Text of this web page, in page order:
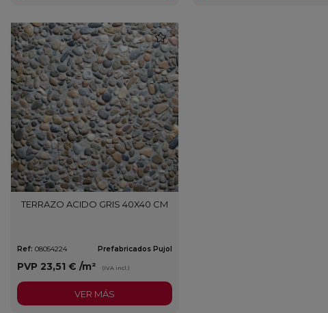
TERRAZO ACIDO GRIS 40X40 CM
Ref: 08054224 Prefabricados Pujol
PVP 23,51 € /m² (IVA incl.)
favorite
VER MÁS